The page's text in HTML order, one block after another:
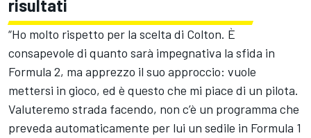
risultati
“Ho molto rispetto per la scelta di Colton. È
consapevole di quanto sarà impegnativa la sfida in
Formula 2, ma apprezzo il suo approccio: vuole
mettersi in gioco, ed è questo che mi piace di un pilota.
Valuteremo strada facendo, non c’è un programma che
preveda automaticamente per lui un sedile in Formula 1